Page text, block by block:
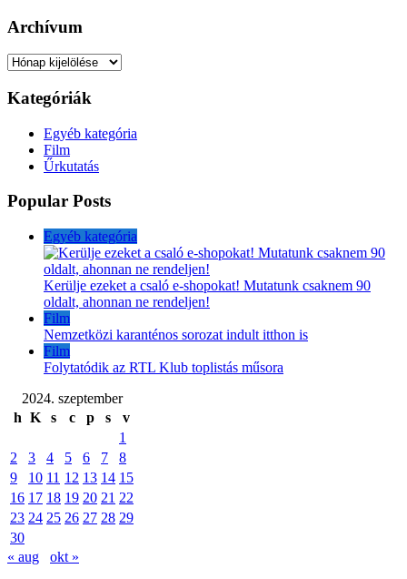
Archívum
Archívum
Kategóriák
Egyéb kategória
Film
Űrkutatás
Popular Posts
Egyéb kategória
Kerülje ezeket a csaló e-shopokat! Mutatunk csaknem 90
oldalt, ahonnan ne rendeljen!
Film
Nemzetközi karanténos sorozat indult itthon is
Film
Folytatódik az RTL Klub toplistás műsora
2024. szeptember
h K s c p s
v
1
2
3 4 5 6 7
8
9
10 11 12 13 14 15
16 17 18 19 20 21 22
23 24 25 26 27 28 29
30
« aug
okt »